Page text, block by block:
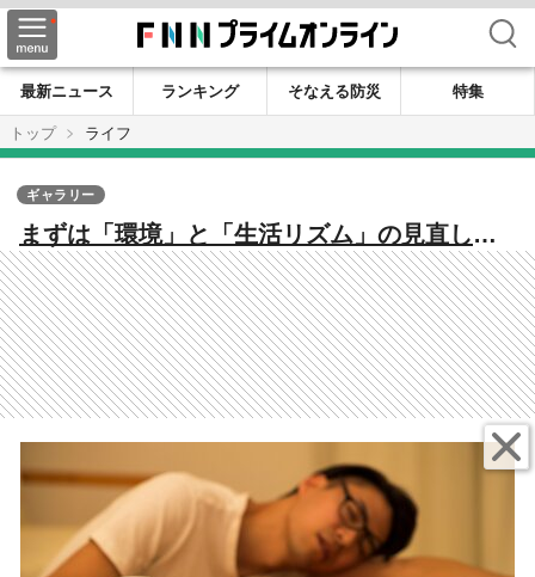
検索
最新ニュース ランキング そなえる防災
特集
トップ
ライフ
まずは「環境」と「生活リズム」の見直し！
常に睡眠不足の50代会社員がお酒に頼らずに
眠りにつく方法
ギャラリー